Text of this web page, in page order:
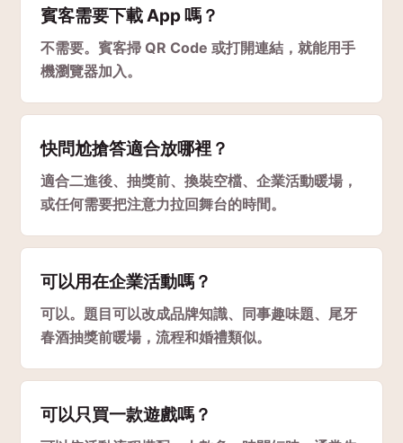
賓客需要下載 App 嗎？
不需要。賓客掃 QR Code 或打開連結，就能用手
機瀏覽器加入。
快問尬搶答適合放哪裡？
適合二進後、抽獎前、換裝空檔、企業活動暖場，
或任何需要把注意力拉回舞台的時間。
可以用在企業活動嗎？
可以。題目可以改成品牌知識、同事趣味題、尾牙
春酒抽獎前暖場，流程和婚禮類似。
可以只買一款遊戲嗎？